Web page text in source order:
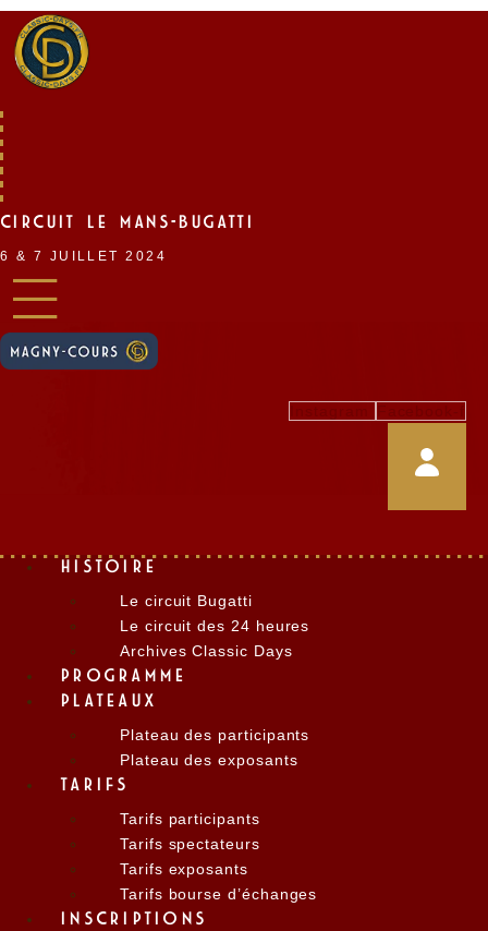
Skip
content
CIRCUIT LE MANS-BUGATTI
6 & 7 JUILLET 2024
HISTOIRE
Le circuit Bugatti
Le circuit des 24 heures
Archives Classic Days
PROGRAMME
PLATEAUX
Plateau des participants
Plateau des exposants
TARIFS
Tarifs participants
Tarifs spectateurs
Tarifs exposants
Tarifs bourse d’échanges
INSCRIPTIONS